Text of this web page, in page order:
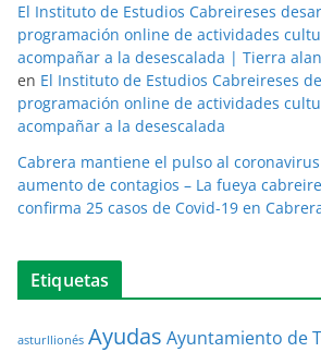
El Instituto de Estudios Cabreireses
programación online de actividades
acompañar a la desescalada | Tierra
en El Instituto de Estudios Cabreireses
programación online de actividades
acompañar a la desescalada
Cabrera mantiene el pulso al
aumento de contagios – La fueya
confirma 25 casos de Covid-19 en
Etiquetas
asturllionés Ayudas Ayuntamiento de